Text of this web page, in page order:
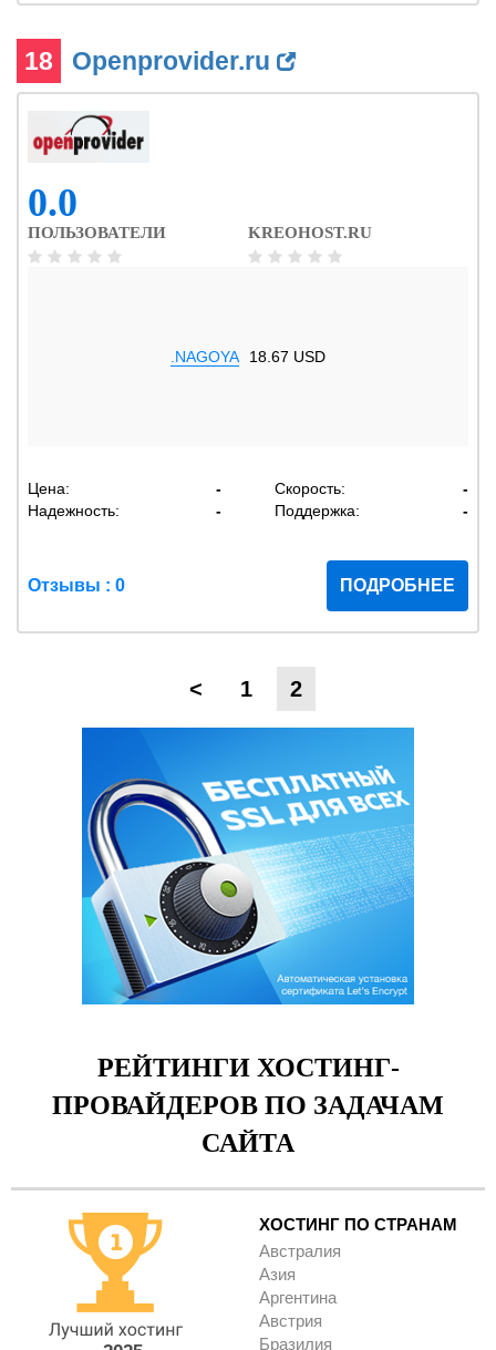
18 Openprovider.ru
0.0
ПОЛЬЗОВАТЕЛИ KREOHOST.RU
.NAGOYA 18.67 USD
Цена: - Скорость:
-
Надежность:
- Поддержка: -
Отзывы : 0 ПОДРОБНЕЕ
< 1 2
РЕЙТИНГИ ХОСТИНГ-
ПРОВАЙДЕРОВ ПО ЗАДАЧАМ
САЙТА
ХОСТИНГ ПО СТРАНАМ
Австралия
Азия
Аргентина
Австрия
Бразилия